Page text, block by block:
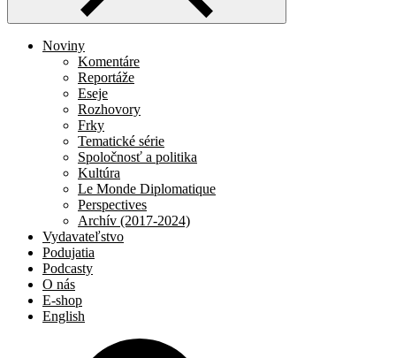
Noviny
Komentáre
Reportáže
Eseje
Rozhovory
Frky
Tematické série
Spoločnosť a politika
Kultúra
Le Monde Diplomatique
Perspectives
Archív (2017-2024)
Vydavateľstvo
Podujatia
Podcasty
O nás
E-shop
English